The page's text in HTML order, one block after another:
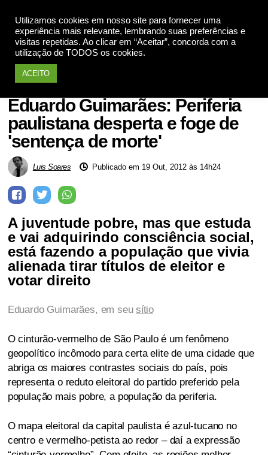
Utilizamos cookies em nosso site para fornecer uma
experiência mais relevante, lembrando suas preferências e
visitas repetidas. Ao clicar em “Aceitar”, concorda com a
utilização de TODOS os cookies.
ACEITO
Eleições 2012
Eduardo Guimarães: Periferia
paulistana desperta e foge de
'sentença de morte'
Luis Soares Publicado em 19 Out, 2012 às 14h24
A juventude pobre, mas que estuda
e vai adquirindo consciência social,
está fazendo a população que vivia
alienada tirar títulos de eleitor e
votar direito
Eduardo Guimarães, em seu sítio
O cinturão-vermelho de São Paulo é um fenômeno
geopolítico incômodo para certa elite de uma cidade que
abriga os maiores contrastes sociais do país, pois
representa o reduto eleitoral do partido preferido pela
população mais pobre, a população da periferia.
O mapa eleitoral da capital paulista é azul-tucano no
centro e vermelho-petista ao redor – daí a expressão